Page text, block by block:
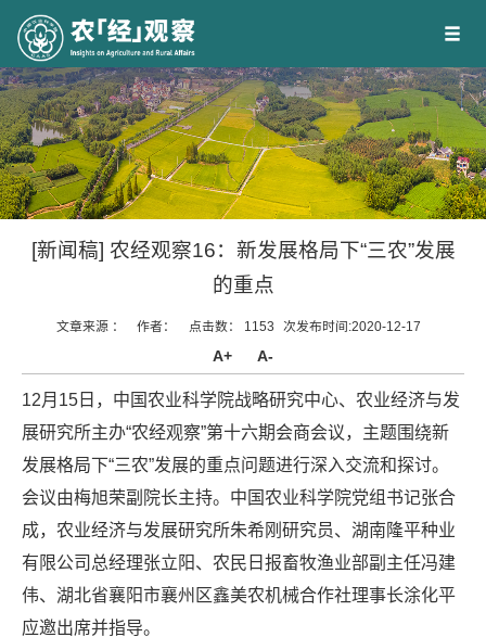
[新闻稿] 农经观察16：新发展格局下“三农”发展
的重点
文章来源 ： 作者： 点击数： 1153 次发布时间:2020-12-17
A+ A-
12月15 日，中国农业科学院战略研究中心、农业经济与发
展研究所主办“农经观察”第十六期会商会议，主题围绕新
发展格局下“三农”发展的重点问题进行深入交流和探讨。
会议由梅旭荣副院长主持。中国农业科学院党组书记张合
成，农业经济与发展研究所朱希刚研究员、湖南隆平种业
有限公司总经理张立阳、农民日报畜牧渔业部副主任冯建
伟、湖北省襄阳市襄州区鑫美农机械合作社理事长涂化平
应邀出席并指导。